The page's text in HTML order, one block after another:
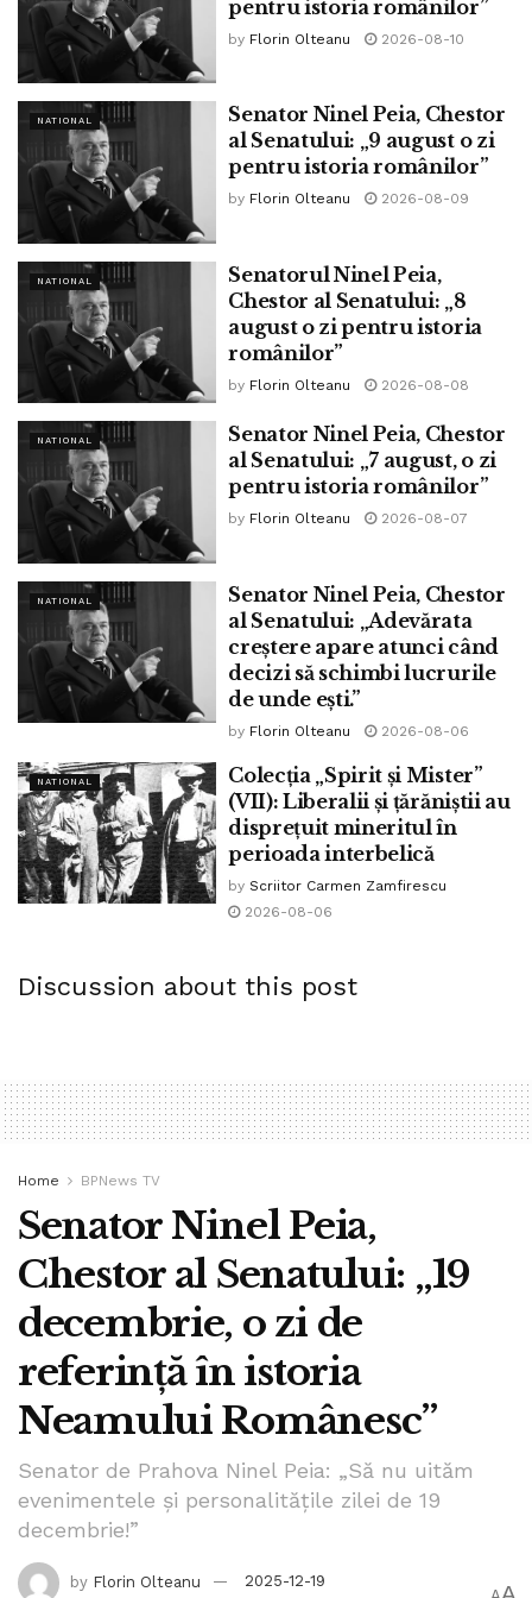
La 20 decembrie 1943, s-a născut actrița Ruxandra
Sireteanu. Ne-a părăsit în anul 2014.
La 20 decembrie 1989, Timișoara s-a proclamat „liberă de
comunism”
pentru istoria românilor”
by Florin Olteanu 2026-08-10
NATIONAL
Senator Ninel Peia, Chestor
al Senatului: „9 august o zi
pentru istoria românilor”
by Florin Olteanu 2026-08-09
NATIONAL
Senatorul Ninel Peia,
Chestor al Senatului: „8
august o zi pentru istoria
românilor”
by Florin Olteanu 2026-08-08
NATIONAL
Senator Ninel Peia, Chestor
al Senatului: „7 august, o zi
pentru istoria românilor”
by Florin Olteanu 2026-08-07
NATIONAL
Senator Ninel Peia, Chestor
al Senatului: „Adevărata
creștere apare atunci când
decizi să schimbi lucrurile
de unde ești.”
by Florin Olteanu 2026-08-06
NATIONAL
Colecția „Spirit și Mister”
(VII): Liberalii și țărăniștii au
disprețuit mineritul în
perioada interbelică
by Scriitor Carmen Zamfirescu
2026-08-06
Discussion about this post
Home BPNews TV
Senator Ninel Peia,
Chestor al Senatului: „19
decembrie, o zi de
referință în istoria
Neamului Românesc”
Senator de Prahova Ninel Peia: „Să nu uităm
evenimentele și personalitățile zilei de 19
decembrie!”
by Florin Olteanu
2025-12-19